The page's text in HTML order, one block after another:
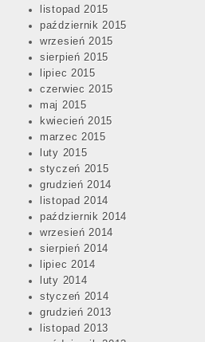
listopad 2015
październik 2015
wrzesień 2015
sierpień 2015
lipiec 2015
czerwiec 2015
maj 2015
kwiecień 2015
marzec 2015
luty 2015
styczeń 2015
grudzień 2014
listopad 2014
październik 2014
wrzesień 2014
sierpień 2014
lipiec 2014
luty 2014
styczeń 2014
grudzień 2013
listopad 2013